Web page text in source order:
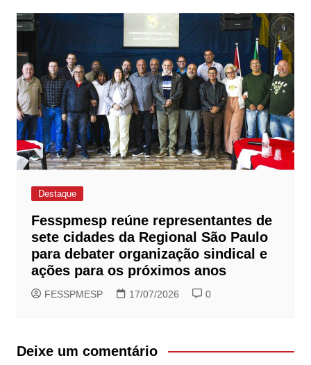
Destaque
Fesspmesp reúne representantes de
sete cidades da Regional São Paulo
para debater organização sindical e
ações para os próximos anos
FESSPMESP 17/07/2026 0
Deixe um comentário